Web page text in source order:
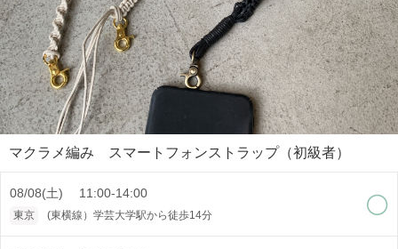
マクラメ編み スマートフォンストラップ（初級者）
08/08(土) 11:00-14:00
東京 (東横線）学芸大学駅から徒歩14分